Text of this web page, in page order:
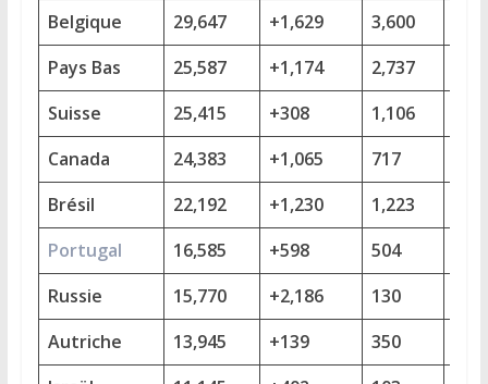
Belgique
29,647 +1,629 3,600
Pays Bas
25,587 +1,174 2,737
Suisse
25,415 +308 1,106
Canada
24,383 +1,065 717
Brésil
22,192 +1,230 1,223
Portugal
16,585 +598 504
Russie
15,770 +2,186 130
Autriche
13,945 +139 350